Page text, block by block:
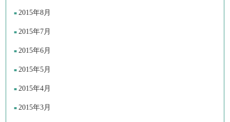
2015年8月
2015年7月
2015年6月
2015年5月
2015年4月
2015年3月